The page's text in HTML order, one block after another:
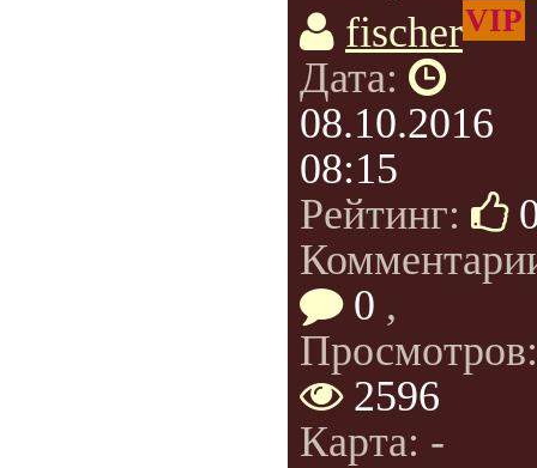
fischerVIP
Дата:
08.10.2016
08:15
Рейтинг:
0 ,
Просмотров:
2596
Карта: -